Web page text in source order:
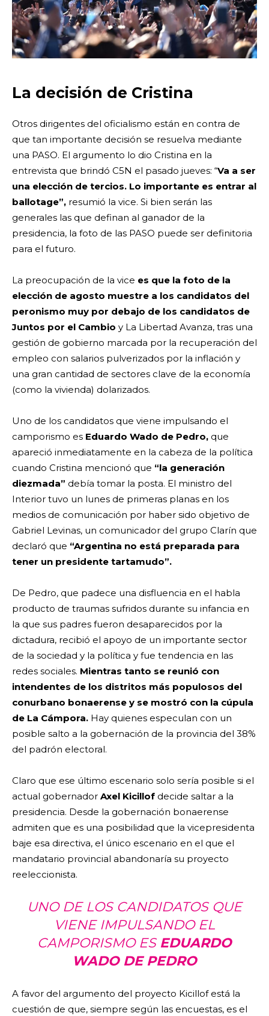
La decisión de Cristina
Otros dirigentes del oficialismo están en contra de
que tan importante decisión se resuelva mediante
una PASO. El argumento lo dio Cristina en la
entrevista que brindó C5N el pasado jueves: “Va a ser
una elección de tercios. Lo importante es entrar al
ballotage”, resumió la vice. Si bien serán las
generales las que definan al ganador de la
presidencia, la foto de las PASO puede ser definitoria
para el futuro.
La preocupación de la vice es que la foto de la
elección de agosto muestre a los candidatos del
peronismo muy por debajo de los candidatos de
Juntos por el Cambio y La Libertad Avanza, tras una
gestión de gobierno marcada por la recuperación del
empleo con salarios pulverizados por la inflación y
una gran cantidad de sectores clave de la economía
(como la vivienda) dolarizados.
Uno de los candidatos que viene impulsando el
camporismo es Eduardo Wado de Pedro, que
apareció inmediatamente en la cabeza de la política
cuando Cristina mencionó que “la generación
diezmada” debía tomar la posta. El ministro del
Interior tuvo un lunes de primeras planas en los
medios de comunicación por haber sido objetivo de
Gabriel Levinas, un comunicador del grupo Clarín que
declaró que “Argentina no está preparada para
tener un presidente tartamudo”.
De Pedro, que padece una disfluencia en el habla
producto de traumas sufridos durante su infancia en
la que sus padres fueron desaparecidos por la
dictadura, recibió el apoyo de un importante sector
de la sociedad y la política y fue tendencia en las
redes sociales. Mientras tanto se reunió con
intendentes de los distritos más populosos del
conurbano bonaerense y se mostró con la cúpula
de La Cámpora. Hay quienes especulan con un
posible salto a la gobernación de la provincia del 38%
del padrón electoral.
Claro que ese último escenario solo sería posible si el
actual gobernador Axel Kicillof decide saltar a la
presidencia. Desde la gobernación bonaerense
admiten que es una posibilidad que la vicepresidenta
baje esa directiva, el único escenario en el que el
mandatario provincial abandonaría su proyecto
reeleccionista.
UNO DE LOS CANDIDATOS QUE
VIENE IMPULSANDO EL
CAMPORISMO ES EDUARDO
WADO DE PEDRO
A favor del argumento del proyecto Kicillof está la
cuestión de que, siempre según las encuestas, es el